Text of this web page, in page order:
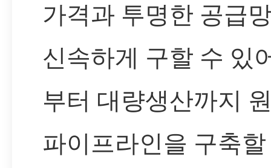
가격과 투명한 공급
신속하게 구할 수 있
부터 대량생산까지
파이프라인을 구축